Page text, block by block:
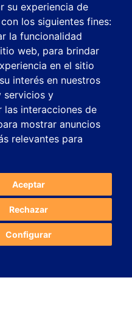
su experiencia de
los siguientes fines:
la funcionalidad
web, para brindar
en el sitio
interés en nuestros
servicios y
las interacciones de
mostrar anuncios
relevantes para
Aceptar
Rechazar
Configurar